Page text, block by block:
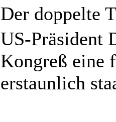
Der doppelte
US-Präsident
Kongreß eine
erstaunlich